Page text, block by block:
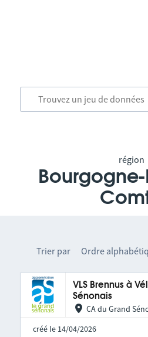
région
Trier par Ordre
VLS Brennus à
Sénonais
CA du Grand
créé le 14/04/2026